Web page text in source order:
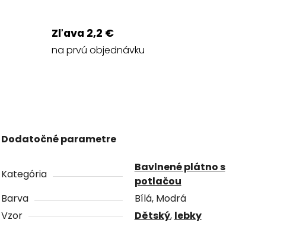
Zľava 2,2 €
na prvú objednávku
Dodatočné parametre
Kategória
Bavlnené plátno s
potlačou
Barva
Bílá, Modrá
Vzor
Dětský, lebky